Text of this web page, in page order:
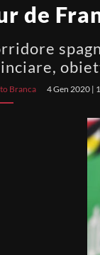
de
Branca 4 Gen 2020 |